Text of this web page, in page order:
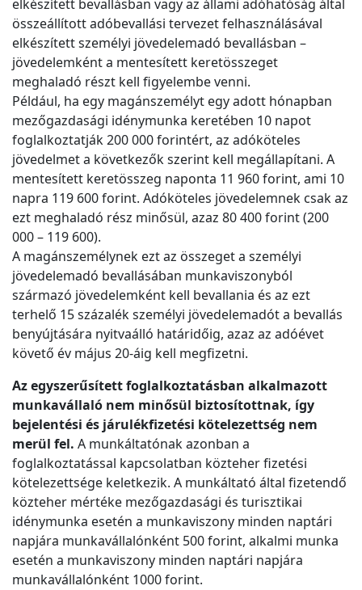
elkészített bevallásban vagy az állami adóhatóság által
összeállított adóbevallási tervezet felhasználásával
elkészített személyi jövedelemadó bevallásban –
jövedelemként a mentesített keretösszeget
meghaladó részt kell figyelembe venni.
Például, ha egy magánszemélyt egy adott hónapban
mezőgazdasági idénymunka keretében 10 napot
foglalkoztatják 200 000 forintért, az adóköteles
jövedelmet a következők szerint kell megállapítani. A
mentesített keretösszeg naponta 11 960 forint, ami 10
napra 119 600 forint. Adóköteles jövedelemnek csak az
ezt meghaladó rész minősül, azaz 80 400 forint (200
000 – 119 600).
A magánszemélynek ezt az összeget a személyi
jövedelemadó bevallásában munkaviszonyból
származó jövedelemként kell bevallania és az ezt
terhelő 15 százalék személyi jövedelemadót a bevallás
benyújtására nyitvaálló határidőig, azaz az adóévet
követő év május 20-áig kell megfizetni.
Az egyszerűsített foglalkoztatásban alkalmazott
munkavállaló nem minősül biztosítottnak, így
bejelentési és járulékfizetési kötelezettség nem
merül fel. A munkáltatónak azonban a
foglalkoztatással kapcsolatban közteher fizetési
kötelezettsége keletkezik. A munkáltató által fizetendő
közteher mértéke mezőgazdasági és turisztikai
idénymunka esetén a munkaviszony minden naptári
napjára munkavállalónként 500 forint, alkalmi munka
esetén a munkaviszony minden naptári napjára
munkavállalónként 1000 forint.